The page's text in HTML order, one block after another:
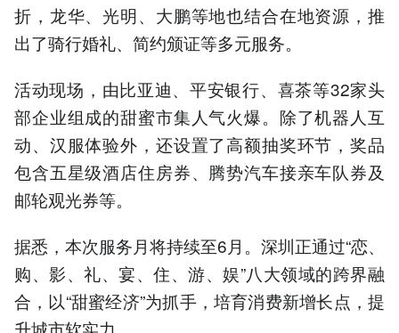
折，龙华、光明、大鹏等地也结合在地资源，推
出了骑行婚礼、简约颁证等多元服务。
活动现场，由比亚迪、平安银行、喜茶等32家头
部企业组成的甜蜜市集人气火爆。除了机器人互
动、汉服体验外，还设置了高额抽奖环节，奖品
包含五星级酒店住房券、腾势汽车接亲车队券及
邮轮观光券等。
据悉，本次服务月将持续至6月。深圳正通过“恋、
购、影、礼、宴、住、游、娱”八大领域的跨界融
合，以“甜蜜经济”为抓手，培育消费新增长点，提
升城市软实力。